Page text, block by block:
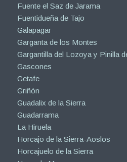
Fuente el Saz de Jarama
Fuentidueña de Tajo
Galapagar
Garganta de los Montes
Gargantilla del Lozoya y Pinilla
Gascones
Getafe
Griñón
Guadalix de la Sierra
Guadarrama
La Hiruela
Horcajo de la Sierra-Aoslos
Horcajuelo de la Sierra